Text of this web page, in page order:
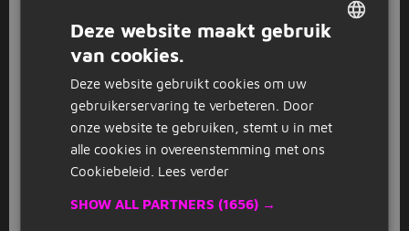
van de filters kom je jouw favoriet nog sneller tegen.
Geef aan of je liever fulltime of parttime werkt en
wat jouw opleidingsniveau is. De lijst is dan op maat
Diverse horeca vacatures in
Leiden
Ben jij benieuwd wat de horeca vacatures in Leiden
eens goed door. Voor iedereen zit er wel iets tussen
Deze website maakt gebruik
van cookies.
Deze website gebruikt cookies om uw
gebruikerservaring te verbeteren. Door
onze website te gebruiken, stemt u in met
alle cookies in overeenstemming met ons
Cookiebeleid. Lees verder
SHOW ALL PARTNERS (1656) →